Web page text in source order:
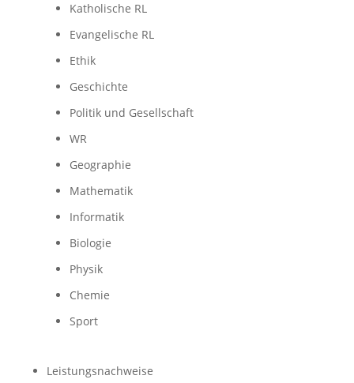
Katholische RL
Evangelische RL
Ethik
Geschichte
Politik und Gesellschaft
WR
Geographie
Mathematik
Informatik
Biologie
Physik
Chemie
Sport
Leistungsnachweise